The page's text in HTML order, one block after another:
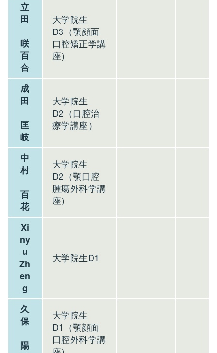
立
田
咲
百
合
大学院生
D3（顎顔面
口腔矯正学講
座）
成
田
匡
岐
大学院生
D2（口腔治
療学講座）
中
村
百
花
大学院生
D2（顎口腔
腫瘍外科学講
座）
Xi
ny
u
Zh
en
g
大学院生D1
久
保
陽
大学院生
D1（顎顔面
口腔外科学講